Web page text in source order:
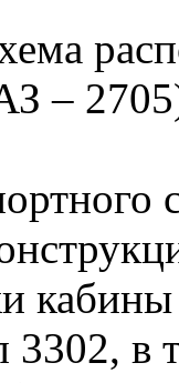
–
в